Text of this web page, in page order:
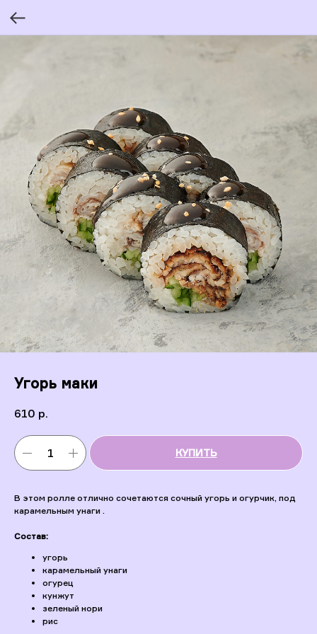
Угорь маки
610 р.
КУПИТЬ
В этом ролле отлично сочетаются сочный угорь и огурчик, под
карамельным унаги .
Состав:
угорь
карамельный унаги
огурец
кунжут
зеленый нори
рис